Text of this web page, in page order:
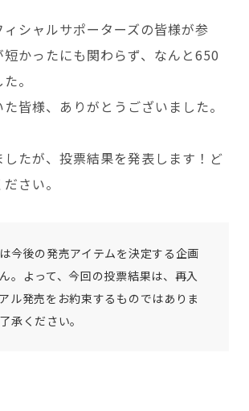
て詳しく
ーション / 購入
お迎えしたい方へ
いる方へ
ジュ
ウェブマニュアル
る質問)
お試し導入
ズ
シャルサポーターズの皆様が参
かったにも関わらず、なんと650
。
皆様、ありがとうございました。
たが、投票結果を発表します！ど
さい。
今後の発売アイテムを決定する企画
。よって、今回の投票結果は、再入
ル発売をお約束するものではありま
承ください。